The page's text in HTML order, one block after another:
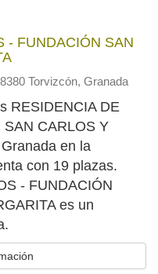
- FUNDACIÓN SAN
Torvizcón, Granada
RESIDENCIA DE
CARLOS Y
en la
con 19 plazas.
- FUNDACIÓN
es un